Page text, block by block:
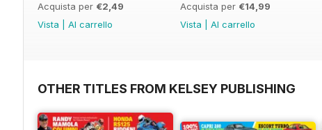
Acquista per €2,49
Vista
Al carrello
Acquista per €14,99
Vista
Al carrello
OTHER TITLES FROM KELSEY PUBLISHING